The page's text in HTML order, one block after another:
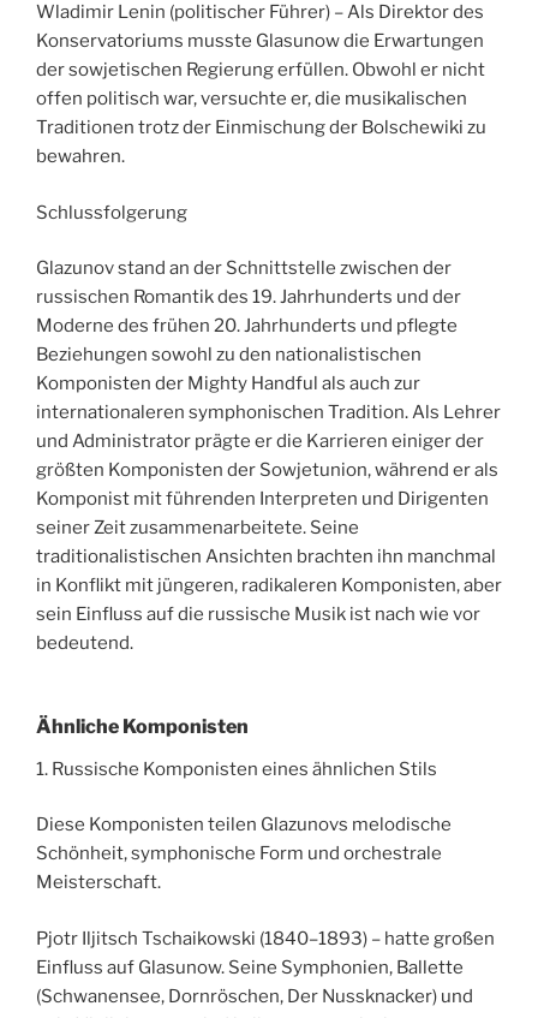
Wladimir Lenin (politischer Führer) – Als Direktor des
Konservatoriums musste Glasunow die Erwartungen
der sowjetischen Regierung erfüllen. Obwohl er nicht
offen politisch war, versuchte er, die musikalischen
Traditionen trotz der Einmischung der Bolschewiki zu
bewahren.
Schlussfolgerung
Glazunov stand an der Schnittstelle zwischen der
russischen Romantik des 19. Jahrhunderts und der
Moderne des frühen 20. Jahrhunderts und pflegte
Beziehungen sowohl zu den nationalistischen
Komponisten der Mighty Handful als auch zur
internationaleren symphonischen Tradition. Als Lehrer
und Administrator prägte er die Karrieren einiger der
größten Komponisten der Sowjetunion, während er als
Komponist mit führenden Interpreten und Dirigenten
seiner Zeit zusammenarbeitete. Seine
traditionalistischen Ansichten brachten ihn manchmal
in Konflikt mit jüngeren, radikaleren Komponisten, aber
sein Einfluss auf die russische Musik ist nach wie vor
bedeutend.
Ähnliche Komponisten
1. Russische Komponisten eines ähnlichen Stils
Diese Komponisten teilen Glazunovs melodische
Schönheit, symphonische Form und orchestrale
Meisterschaft.
Pjotr Iljitsch Tschaikowski (1840–1893) – hatte großen
Einfluss auf Glasunow. Seine Symphonien, Ballette
(Schwanensee, Dornröschen, Der Nussknacker) und